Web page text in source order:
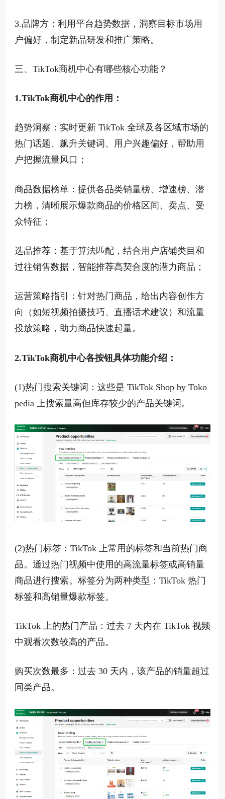
3.品牌方：利用平台趋势数据，洞察目标市场用
户偏好，制定新品研发和推广策略。
三、TikTok商机中心有哪些核心功能？
1.TikTok商机中心的作用：
趋势洞察：实时更新 TikTok 全球及各区域市场的
热门话题、飙升关键词、用户兴趣偏好，帮助用
户把握流量风口；
商品数据榜单：提供各品类销量榜、增速榜、潜
力榜，清晰展示爆款商品的价格区间、卖点、受
众特征；
选品推荐：基于算法匹配，结合用户店铺类目和
过往销售数据，智能推荐高契合度的潜力商品；
运营策略指引：针对热门商品，给出内容创作方
向（如短视频拍摄技巧、直播话术建议）和流量
投放策略，助力商品快速起量。
2.TikTok商机中心各按钮具体功能介绍：
(1)热门搜索关键词：这些是 TikTok Shop by Toko
pedia 上搜索量高但库存较少的产品关键词。
(2)热门标签：TikTok 上常用的标签和当前热门商
品。通过热门视频中使用的高流量标签或高销量
商品进行搜索。标签分为两种类型：TikTok 热门
标签和高销量爆款标签。
TikTok 上的热门产品：过去 7 天内在 TikTok 视频
中观看次数较高的产品。
购买次数最多：过去 30 天内，该产品的销量超过
同类产品。